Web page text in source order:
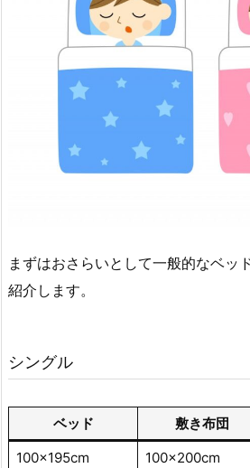
まずはおさらいとして一般的なベッ
紹介します。
シングル
ベッド 敷き布団
100×195cm
100×200cm